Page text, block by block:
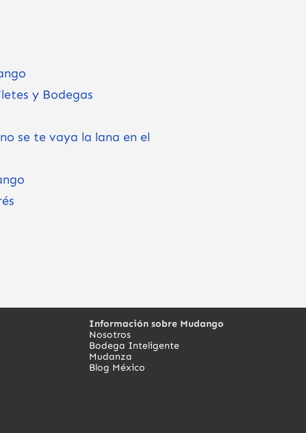
y Bodegas
se te vaya la lana en el
Información sobre Mudango
Nosotros
Bodega Inteligente
Mudanza
Blog México